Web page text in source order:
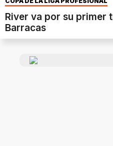
River va por su primer
Barracas